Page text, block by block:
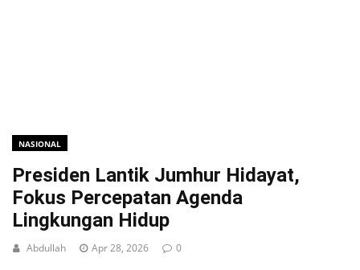
NASIONAL
Presiden Lantik Jumhur Hidayat,
Fokus Percepatan Agenda
Lingkungan Hidup
Abdullah Apr 28, 2026 0